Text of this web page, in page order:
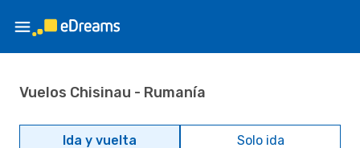
Vuelos Chisinau - Rumanía
Ida y vuelta Solo ida